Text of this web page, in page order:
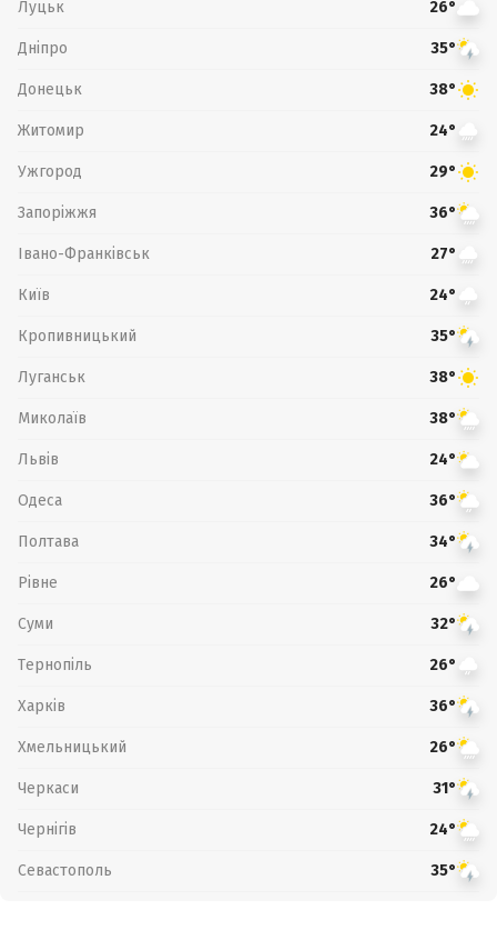
Луцьк 26°
Дніпро 35°
Донецьк 38°
Житомир 24°
Ужгород 29°
Запоріжжя 36°
Івано-Франківськ 27°
Київ 24°
Кропивницький 35°
Луганськ 38°
Миколаїв 38°
Львів 24°
Одеса 36°
Полтава 34°
Рівне 26°
Суми 32°
Тернопіль 26°
Харків 36°
Хмельницький 26°
Черкаси 31°
Чернігів 24°
Севастополь 35°